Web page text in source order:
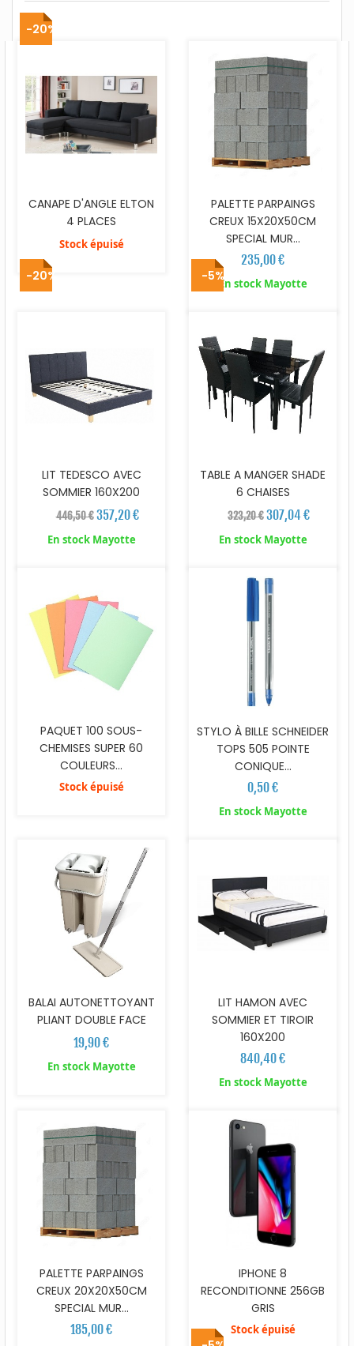
-20%
CANAPE D'ANGLE ELTON
4 PLACES
Stock épuisé
PALETTE PARPAINGS
CREUX 15X20X50CM
SPECIAL MUR...
235,00 €
En stock Mayotte
-20%
LIT TEDESCO AVEC
SOMMIER 160X200
446,50 € 357,20 €
En stock Mayotte
-5%
TABLE A MANGER SHADE
6 CHAISES
323,20 €307,04 €
En stock Mayotte
PAQUET 100 SOUS-
CHEMISES SUPER 60
COULEURS...
Stock épuisé
STYLO À BILLE SCHNEIDER
TOPS 505 POINTE
CONIQUE...
0,50 €
En stock Mayotte
BALAI AUTONETTOYANT
PLIANT DOUBLE FACE
19,90 €
En stock Mayotte
LIT HAMON AVEC
SOMMIER ET TIROIR
160X200
840,40 €
En stock Mayotte
PALETTE PARPAINGS
CREUX 20X20X50CM
SPECIAL MUR...
185,00 €
IPHONE 8
RECONDITIONNE 256GB
GRIS
Stock épuisé